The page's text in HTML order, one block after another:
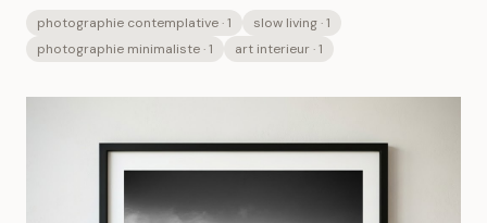
photographie contemplative· 1 slow living· 1
photographie minimaliste· 1 art interieur· 1